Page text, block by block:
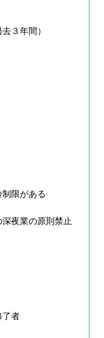
３年間）
限がある
夜業の原則禁止
了者